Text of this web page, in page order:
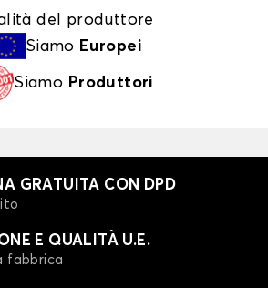
del produttore
Siamo Europei
Siamo Produttori
GRATUITA CON DPD
E QUALITÀ U.E.
fabbrica